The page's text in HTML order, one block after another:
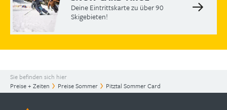
Deine Eintrittskarte zu über 90
Skigebieten!
Sie befinden sich hier
Preise + Zeiten
Preise Sommer Pitztal Sommer Card